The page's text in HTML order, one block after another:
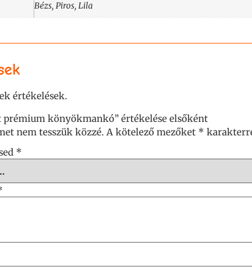
Bézs, Piros, Lila
értékelések.
prémium könyökmankó” értékelése elsőként
nem tesszük közzé. A kötelező mezőket *
*